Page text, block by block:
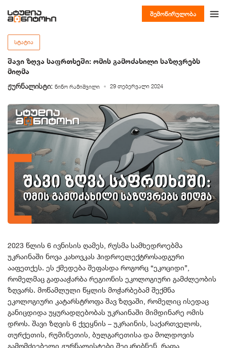
შემოწირულობა
ᲡᲢᲐᲢᲘᲐ
შავი ზღვა საფრთხეში: ომის გამოძახილი საზღვრებს
მიღმა
ჟურნალისტი: ნინო რამიშვილი 29 თებერვალი 2024
2023 წლის 6 ივნისის ღამეს, რუსმა სამხედროებმა
უკრაინაში ნოვა კახოვკას ჰიდროელექტროსადგური
ააფეთქეს. ეს ქმედება შეფასდა როგორც “ეკოციდი”,
რომელმაც გადააჭარბა რეგიონის ეკოლოგიური გამძლეობის
ზღვარს. მოწამლული წყლის მოჭარბებამ შექმნა
ეკოლოგიური კატარსტროფა შავ ზღვაში, რომელიც ისედაც
განიცდიდა უყურადღებობას უკრაინაში მიმდინარე ომის
დროს. შავი ზღვის 6 ქვეყნის – უკრაინის, საქართველოს,
თურქეთის, რუმინეთის, ბულგარეთისა და მოლდოვის
გამომძიებელი ჟურნალისტები შეიკრიბნენ, რათა